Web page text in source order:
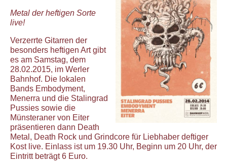
Metal der heftigen Sorte
live!
Verzerrte Gitarren der
besonders heftigen Art gibt
es am Samstag, dem
28.02.2015, im Werler
Bahnhof. Die lokalen
Bands Embodyment,
Menerra und die Stalingrad
Pussies sowie die
Münsteraner von Eiter
präsentieren dann Death
Metal, Death Rock und Grindcore für Liebhaber deftiger
Kost live. Einlass ist um 19.30 Uhr, Beginn um 20 Uhr, der
Eintritt beträgt 6 Euro.